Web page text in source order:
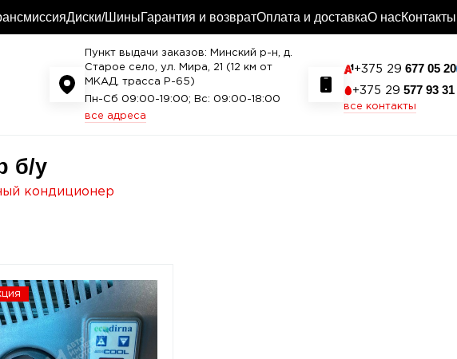
Диски/ШиныГарантия и возвратОплата и доставкаО насКонтакты
Пункт выдачи заказов: Минский р-н, д.
Старое село, ул. Мира, 21 (12 км от
МКАД, трасса P-65)
Пн-Сб 09:00-19:00; Вс: 09:00-18:00
все адреса
+375 29 677 05 20
+375 29 577 93 31
все контакты
б/у
кондиционер